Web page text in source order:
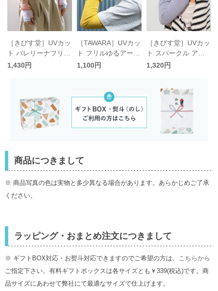
［きびす堂］UVカッ
ト バレリーナフリル
アームカバー／KIVIS
1,430円
［TAWARA］UVカッ
ト フリルゆるアーム
カバー／きびす堂
1,100円
［きびす堂］UVカッ
ト スパークル アー
ムカバー／KIVISDO
1,320円
商品につきまして
※ 商品写真の色は実物と多少異なる場合があります。あらかじめご了承
ください。
ラッピング・おまとめ注文につきまして
※ ギフトBOX対応・お熨斗対応できますのでご希望の方は、 こちらから
ご指定下さい。有料ギフトボックスは各サイズとも￥339(税込)です。商
品サイズにあわせて弊社にて最適なサイズで仕上げます。